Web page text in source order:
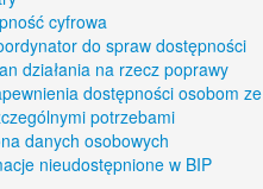
cyfrowa
do spraw dostępności
działania na rzecz poprawy
dostępności osobom ze
potrzebami
danych osobowych
nieudostępnione w BIP